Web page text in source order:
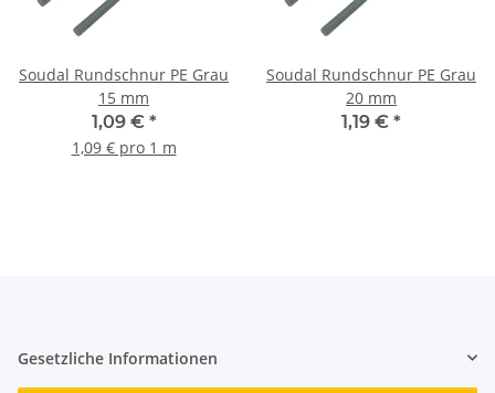
Soudal Rundschnur PE Grau
15 mm
1,09 € *
1,09 € pro 1 m
Soudal Rundschnur PE Grau
20 mm
1,19 € *
Gesetzliche Informationen